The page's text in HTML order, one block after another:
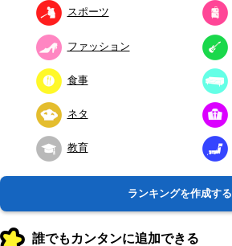
スポーツ
ファッション
食事
ネタ
教育
ランキングを作成する
誰でもカンタンに追加できる